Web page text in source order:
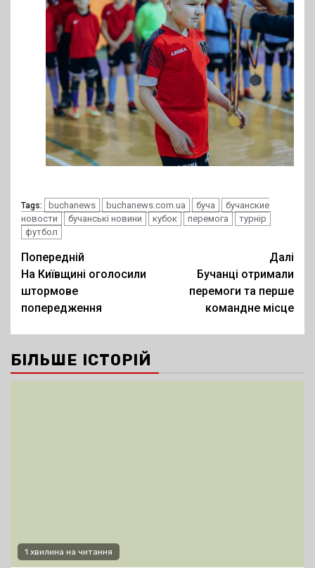
Tags: buchanews buchanews.com.ua буча
бучанские
новости
бучанські новини кубок перемога
турнір
футбол
Post
navigation
Попередній
На Київщині оголосили
штормове
попередження
Далі
Бучанці отримали
перемоги та перше
командне місце
БІЛЬШЕ ІСТОРІЙ
1 хвилина на читання